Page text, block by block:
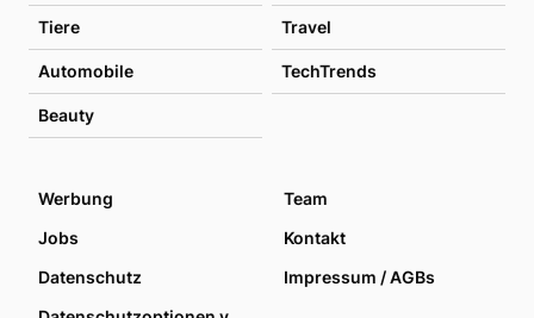
Tiere Travel
Automobile TechTrends
Beauty
Werbung
Team
Jobs
Kontakt
Datenschutz
Impressum / AGBs